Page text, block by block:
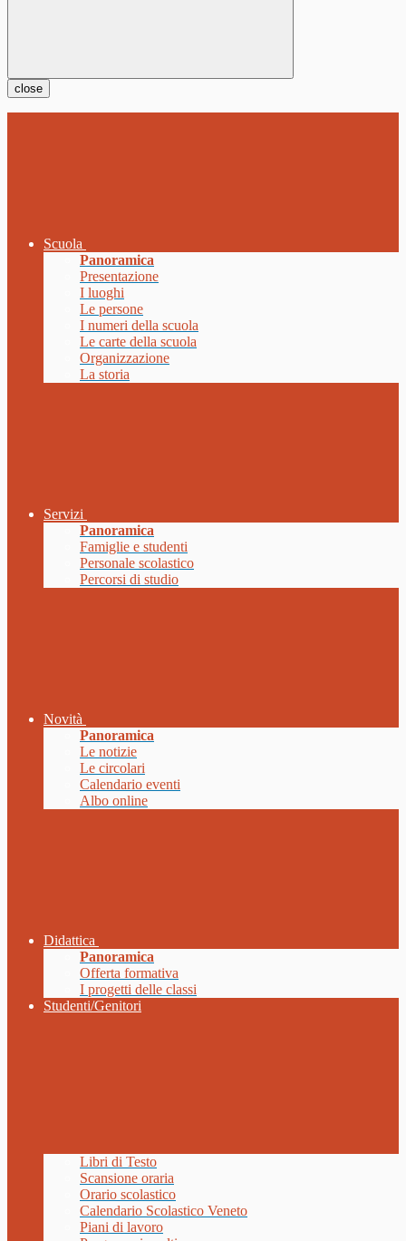
close
Scuola
Panoramica
Presentazione
I luoghi
Le persone
I numeri della scuola
Le carte della scuola
Organizzazione
La storia
Servizi
Panoramica
Famiglie e studenti
Personale scolastico
Percorsi di studio
Novità
Panoramica
Le notizie
Le circolari
Calendario eventi
Albo online
Didattica
Panoramica
Offerta formativa
I progetti delle classi
Studenti/Genitori
Libri di Testo
Scansione oraria
Orario scolastico
Calendario Scolastico Veneto
Piani di lavoro